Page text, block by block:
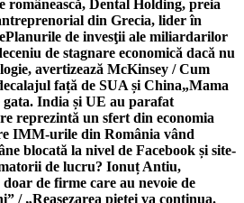
românească, Dental Holding, preia
din Grecia, lider în
Planurile de invesţii ale miliardarilor
de stagnare economică dacă nu
avertizează McKinsey / Cum
față de SUA și China„Mama
India și UE au parafat
reprezintă un sfert din economia
IMM-urile din România vând
blocată la nivel de Facebook și site-
de lucru? Ionuț Antiu,
de firme care au nevoie de
/ „Reașezarea pieței va continua.